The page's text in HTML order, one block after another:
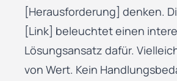
[Herausforderung] denken.
[Link] beleuchtet einen
Lösungsansatz dafür.
von Wert. Kein